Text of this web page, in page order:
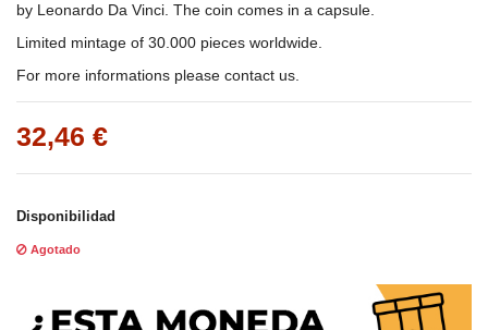
by Leonardo Da Vinci. The coin comes in a capsule.
Limited mintage of 30.000 pieces worldwide.
For more informations please contact us.
32,46 €
Disponibilidad
Agotado